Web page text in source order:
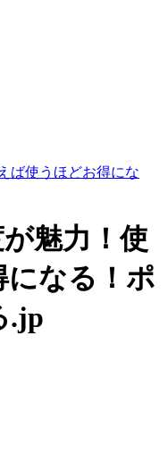
ば使うほどお得にな
魅力！使
になる！ポ
.jp